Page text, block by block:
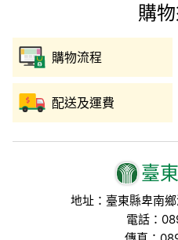
臺
地址：臺東縣卑南
電話：
購
購物流程
配送及運費